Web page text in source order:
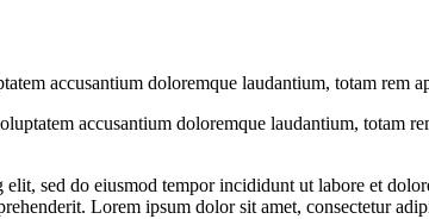
accusantium doloremque laudantium, totam rem
accusantium doloremque laudantium, totam
sed do eiusmod tempor incididunt ut labore et
Lorem ipsum dolor sit amet, consectetur